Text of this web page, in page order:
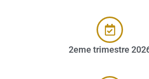
2eme trimestre